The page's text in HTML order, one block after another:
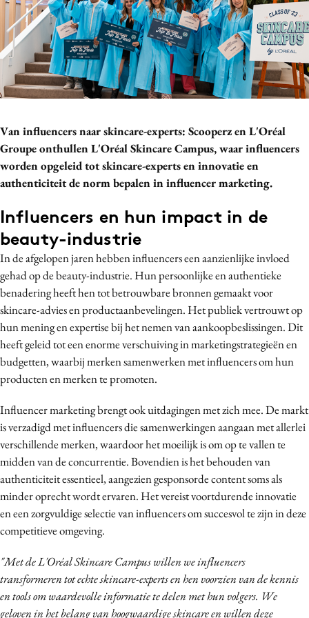
Bureaus
Campagnes
Carriere
Contentmarketing
Craft
Data & Insights
Design
Digital transformation
Effectiviteit
Gedragsverandering
Influencer marketing
Interne communicatie
Martech
Media
Merkstrategie
PR
Programmatic
Purpose Marketing
Reputatie & crisis
Van influencers naar skincare-experts: Scooperz en L'Oréal
Groupe onthullen L'Oréal Skincare Campus, waar influencers
worden opgeleid tot skincare-experts en innovatie en
authenticiteit de norm bepalen in influencer marketing.
Influencers en hun impact in de
beauty-industrie
In de afgelopen jaren hebben influencers een aanzienlijke invloed
gehad op de beauty-industrie. Hun persoonlijke en authentieke
benadering heeft hen tot betrouwbare bronnen gemaakt voor
skincare-advies en productaanbevelingen. Het publiek vertrouwt op
hun mening en expertise bij het nemen van aankoopbeslissingen. Dit
heeft geleid tot een enorme verschuiving in marketingstrategieën en
budgetten, waarbij merken samenwerken met influencers om hun
producten en merken te promoten.
Influencer marketing brengt ook uitdagingen met zich mee. De markt
is verzadigd met influencers die samenwerkingen aangaan met allerlei
verschillende merken, waardoor het moeilijk is om op te vallen te
midden van de concurrentie. Bovendien is het behouden van
authenticiteit essentieel, aangezien gesponsorde content soms als
minder oprecht wordt ervaren. Het vereist voortdurende innovatie
en een zorgvuldige selectie van influencers om succesvol te zijn in deze
competitieve omgeving.
"Met de L'Oréal Skincare Campus willen we influencers
transformeren tot echte skincare-experts en hen voorzien van de kennis
en tools om waardevolle informatie te delen met hun volgers. We
geloven in het belang van hoogwaardige skincare en willen deze